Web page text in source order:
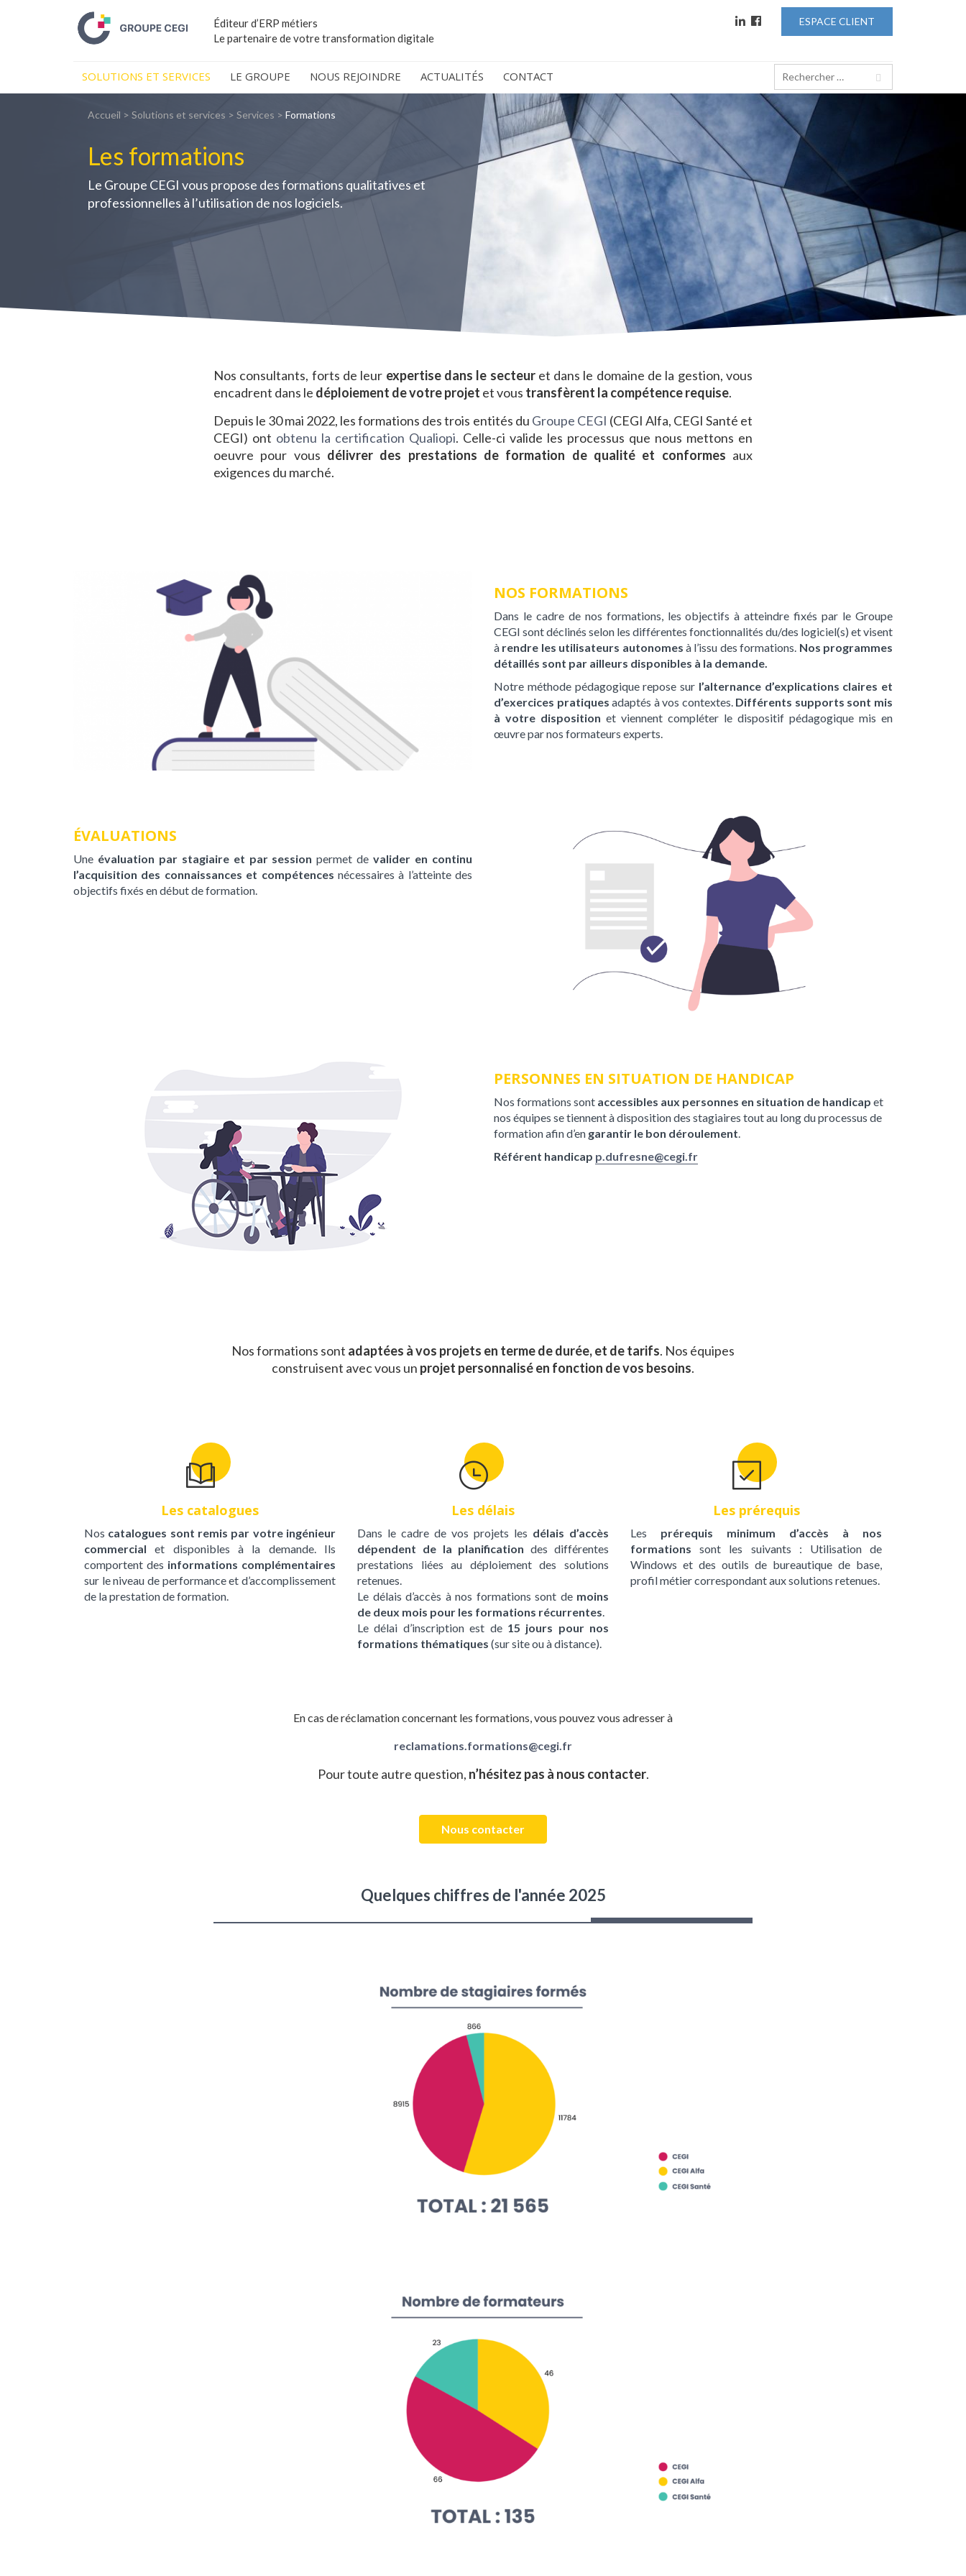
Éditeur d’ERP métiers
Le partenaire de votre transformation digitale
ESPACE CLIENT
SOLUTIONS ET SERVICES LE GROUPE NOUS REJOINDRE ACTUALITÉS CONTACT
Accueil > Solutions et services > Services > Formations
Les formations
Le Groupe CEGI vous propose des formations qualitatives et
professionnelles à l’utilisation de nos logiciels.
Nos consultants, forts de leur expertise dans le secteuret dans le domaine de la gestion, vous
encadrent dans le déploiement de votre projet et vous transfèrent la compétence requise.
Depuis le 30 mai 2022, les formations des trois entités du Groupe CEGI (CEGI Alfa, CEGI Santé et
CEGI) ont obtenu la certification Qualiopi. Celle-ci valide les processus que nous mettons en
oeuvre pour vous délivrer des prestations de formation de qualité et conformes aux
exigences du marché.
NOS FORMATIONS
Dans le cadre de nos formations, les objectifs à atteindre fixés par le Groupe
CEGI sont déclinés selon les différentes fonctionnalités du/des logiciel(s) et visent
à rendre les utilisateurs autonomes à l’issu des formations. Nos programmes
détaillés sont par ailleurs disponibles à la demande.
Notre méthode pédagogique repose sur l’alternance d’explications claires et
d’exercices pratiques adaptés à vos contextes. Différents supports sont mis
à votre disposition et viennent compléter le dispositif pédagogique mis en
œuvre par nos formateurs experts.
ÉVALUATIONS
Une évaluation par stagiaire et par session permet devalider en continu
l’acquisition des connaissances et compétences nécessaires à l’atteinte des
objectifs fixés en début de formation.
PERSONNES EN SITUATION DE HANDICAP
Nos formations sont accessibles aux personnes en situation de handicap et
nos équipes se tiennent à disposition des stagiaires tout au long du processus de
formation afin d’en garantir le bon déroulement
Référent handicap p.dufresne@cegi.fr
Nos formations sont adaptées à vos projets en terme de durée, et de tarifs. Nos équipes
construisent avec vous un projet personnalisé en fonction de vos besoins.
Les catalogues
Nos catalogues sont remis par votre ingénieur
commercial et disponibles à la demande. Ils
comportent des informations complémentaires
sur le niveau de performance et d’accomplissement
de la prestation de formation.
Les délais
Dans le cadre de vos projets les délais d’accès
dépendent de la planification des différentes
prestations liées au déploiement des solutions
retenues.
Le délais d’accès à nos formations sont de moins
de deux mois pour les formations récurrentes
Le délai d’inscription est de 15 jours pour nos
formations thématiques (sur site ou à distance).
Les prérequis
Les prérequis minimum d’accès à nos
formations sont les suivants : Utilisation de
Windows et des outils de bureautique de base,
profil métier correspondant aux solutions retenues.
En cas de réclamation concernant les formations, vous pouvez vous adresser à
reclamations.formations@cegi.fr
Pour toute autre question, n’hésitez pas à nous contacter.
Nous contacter
Quelques chiffres de l'année 2025